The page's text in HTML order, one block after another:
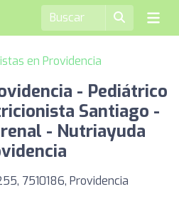
en Providencia
- Pediátrico
Santiago -
- Nutriayuda
7510186, Providencia